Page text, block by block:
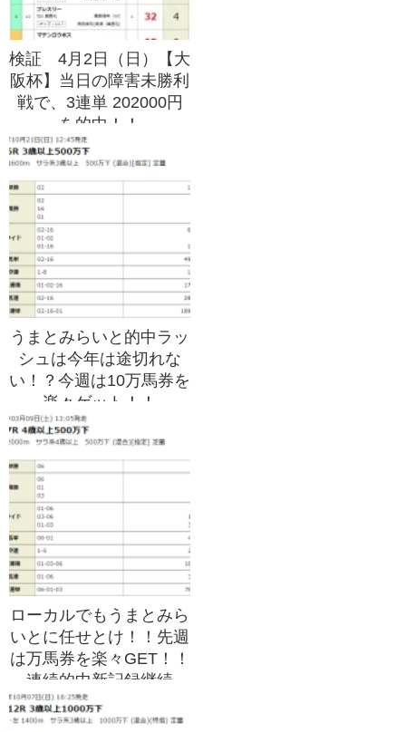
検証 4月2日（日）【大
阪杯】当日の障害未勝利
戦で、3連単 202000円
を的中！！
うまとみらいと的中ラッ
シュは今年は途切れな
い！？今週は10万馬券を
楽々ゲット！！
ローカルでもうまとみら
いとに任せとけ！！先週
は万馬券を楽々GET！！
連続的中新記録継続
中！！